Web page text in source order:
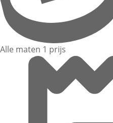
Alle maten 1 prijs